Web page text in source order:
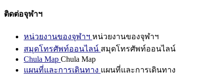
ติดต่อจุฬาฯ
หน่วยงานของจุฬาฯ หน่วยงานของจุฬาฯ
สมุดโทรศัพท์ออนไลน์ สมุดโทรศัพท์ออนไลน์
Chula Map Chula Map
แผนที่และการเดินทาง แผนที่และการเดินทาง